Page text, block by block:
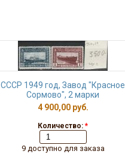
СССР 1949 год, Завод "Красное
Сормово", 2 марки
4 900,00 руб.
Количество: *
9 доступно для заказа